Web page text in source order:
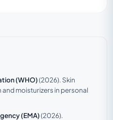
(WHO)(2026). Skin
moisturizers in personal
(EMA)(2026).